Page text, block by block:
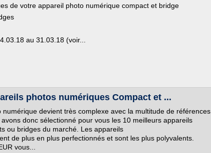
de votre appareil photo numérique compact et bridge
au 31.03.18 (voir...
photos numériques Compact et ...
devient très complexe avec la multitude de références
donc sélectionné pour vous les 10 meilleurs appareils
ou bridges du marché. Les appareils
de plus en plus perfectionnés et sont les plus polyvalents.
vous...